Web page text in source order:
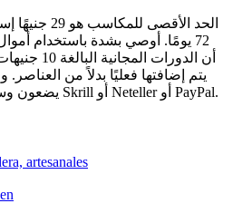
الحد الأقصى
72 يومًا. أوصي بشدة باستخدام
يتم إضافتها فعليًا بدلاً من
يضعون وسائل مستبعدة متحمسة، مثل Skrill أو Neteller أو PayPal.
artesanales